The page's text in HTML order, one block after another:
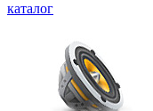
каталог